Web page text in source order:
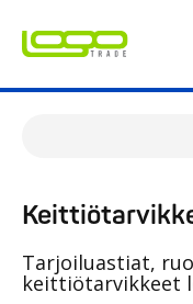
Tarjoiluastiat,
keittiötarvikkeet